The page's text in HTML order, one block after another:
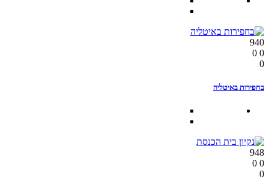
940
0
0
0
בחפירות באיטליה
948
0
0
0